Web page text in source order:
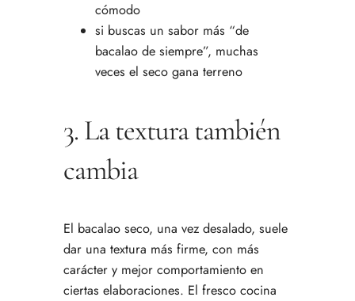
cómodo
si buscas un sabor más “de
bacalao de siempre”, muchas
veces el seco gana terreno
3. La textura también
cambia
El bacalao seco, una vez desalado, suele
dar una textura más firme, con más
carácter y mejor comportamiento en
ciertas elaboraciones. El fresco cocina